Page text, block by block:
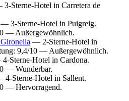
Sterne-Hotel in Carretera de
— 3-Sterne-Hotel in Puigreig.
— Außergewöhnlich.
— 2-Sterne-Hotel in
9,4/10 — Außergewöhnlich.
Sterne-Hotel in Cardona.
— Wunderbar.
4-Sterne-Hotel in Sallent.
— Hervorragend.